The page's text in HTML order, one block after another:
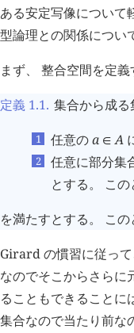
ある安定写像について
型論理との関係につい
まず、 整合空間を定義
定義 1.1. 集合から成
任意のa ∈ A
任意に部分集
とする。 この
を満たすとする。 こ
Girard の慣習に従っ
なのでそこからさらに
ることもできることに
集合なので当たり前な